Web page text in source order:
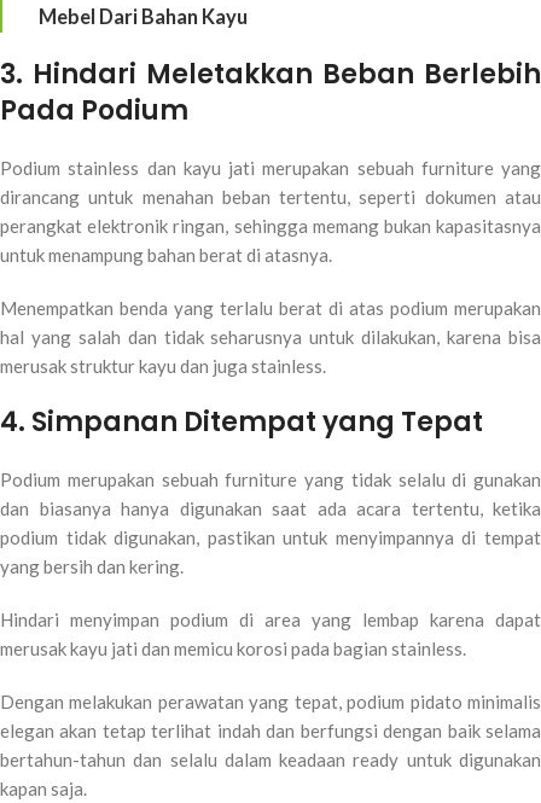
Mebel Dari Bahan Kayu
3. Hindari Meletakkan Beban Berlebih
Pada Podium
Podium stainless dan kayu jati merupakan sebuah furniture yang
dirancang untuk menahan beban tertentu, seperti dokumen atau
perangkat elektronik ringan, sehingga memang bukan kapasitasnya
untuk menampung bahan berat di atasnya.
Menempatkan benda yang terlalu berat di atas podium merupakan
hal yang salah dan tidak seharusnya untuk dilakukan, karena bisa
merusak struktur kayu dan juga stainless.
4. Simpanan Ditempat yang Tepat
Podium merupakan sebuah furniture yang tidak selalu di gunakan
dan biasanya hanya digunakan saat ada acara tertentu, ketika
podium tidak digunakan, pastikan untuk menyimpannya di tempat
yang bersih dan kering.
Hindari menyimpan podium di area yang lembap karena dapat
merusak kayu jati dan memicu korosi pada bagian stainless.
Dengan melakukan perawatan yang tepat, podium pidato minimalis
elegan akan tetap terlihat indah dan berfungsi dengan baik selama
bertahun-tahun dan selalu dalam keadaan ready untuk digunakan
kapan saja.